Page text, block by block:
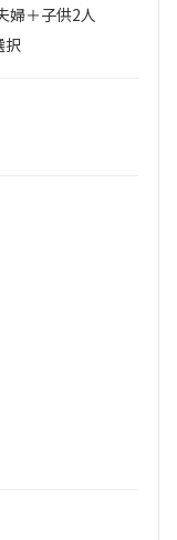
婦＋子供2人
択